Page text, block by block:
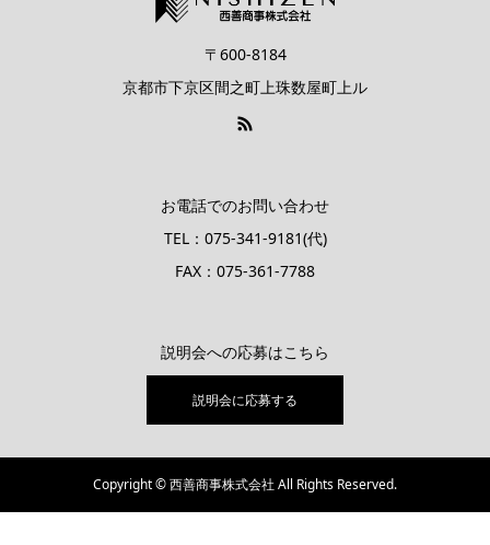
〒600-8184
京都市下京区間之町上珠数屋町上ル
お電話でのお問い合わせ
TEL：075-341-9181(代)
FAX：075-361-7788
説明会への応募はこちら
説明会に応募する
Copyright © 西善商事株式会社 All Rights Reserved.